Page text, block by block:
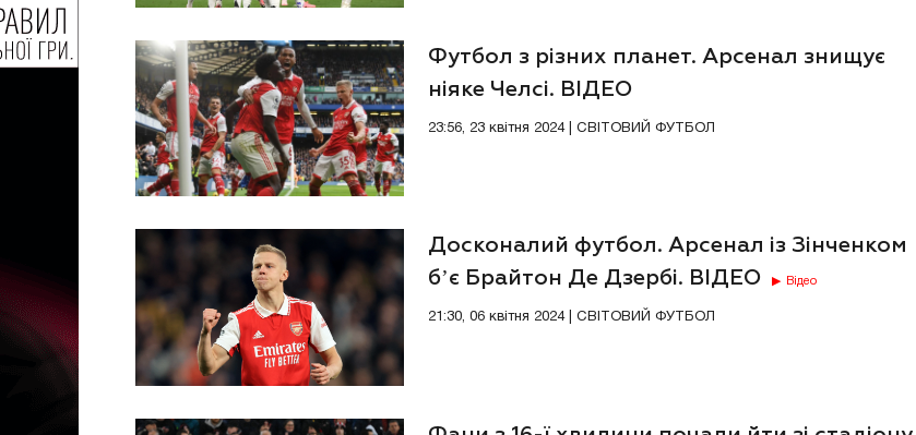
Футбол з різних планет. Арсенал знищує
ніяке Челсі. ВІДЕО
23:56, 23 квітня 2024 | СВІТОВИЙ ФУТБОЛ
Досконалий футбол. Арсенал із Зінченком
бʼє Брайтон Де Дзербі. ВІДЕО
Відео
21:30, 06 квітня 2024 | СВІТОВИЙ ФУТБОЛ